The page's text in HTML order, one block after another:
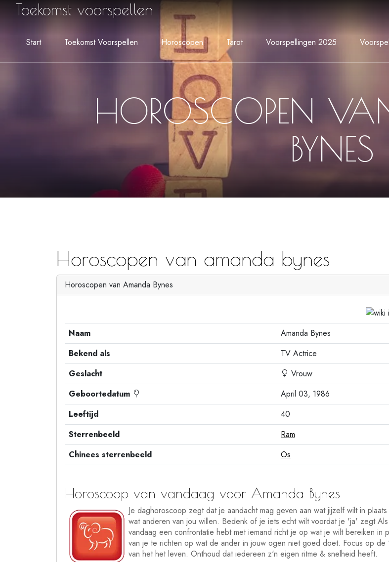
Toekomst voorspellen
Start Toekomst Voorspellen Horoscopen Tarot Voorspellingen 2025
HOROSCOPEN
BYNES
Horoscopen van amanda bynes
Horoscopen van Amanda Bynes
Naam
Amanda Bynes
Bekend als
TV Actrice
Geslacht
Vrouw
Geboortedatum
April 03, 1986
Leeftijd
40
Sterrenbeeld
Ram
Chinees sterrenbeeld
Os
Horoscoop van vandaag voor Amanda Bynes
Je daghoroscoop zegt dat je aandacht mag geven aan wat jijzelf wilt in plaats
wat anderen van jou willen. Bedenk of je iets echt wilt voordat je 'ja' zegt
vandaag een confrontatie hebt met iemand richt je op wat je wilt bereiken in
van je te richten op wat de ander in jouw ogen niet goed doet. Focus op
van het het leven. Onthoud dat iedereen z'n eigen ritme & snelheid heeft.